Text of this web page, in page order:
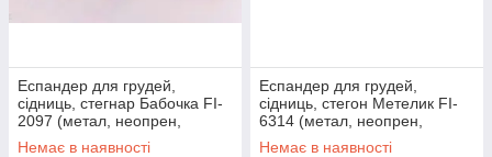
Еспандер для грудей,
сідниць, стегнар Бабочка FI-
2097 (метал, неопрен,
пластик, р-р 48x21x3sм)
Немає в наявності
Еспандер для грудей,
сідниць, стегон Метелик FI-
6314 (метал, неопрен,
пластик,р-р 47,5х13см,)
Немає в наявності